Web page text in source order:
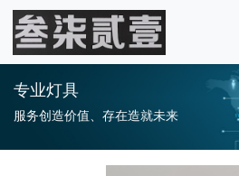
专业灯具
服务创造价值、存在造就未来